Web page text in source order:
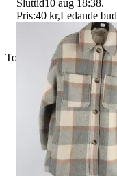
Toppsäljare
Sluttid10 aug 18:38.
Pris:40 kr,Ledande bud